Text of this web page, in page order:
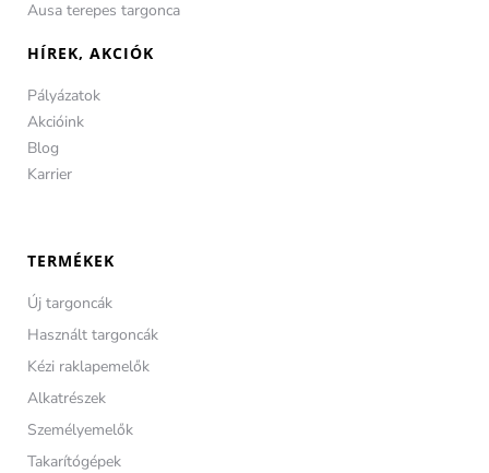
Ausa terepes targonca
HÍREK, AKCIÓK
Pályázatok
Akcióink
Blog
Karrier
TERMÉKEK
Új targoncák
Használt targoncák
Kézi raklapemelők
Alkatrészek
Személyemelők
Takarítógépek